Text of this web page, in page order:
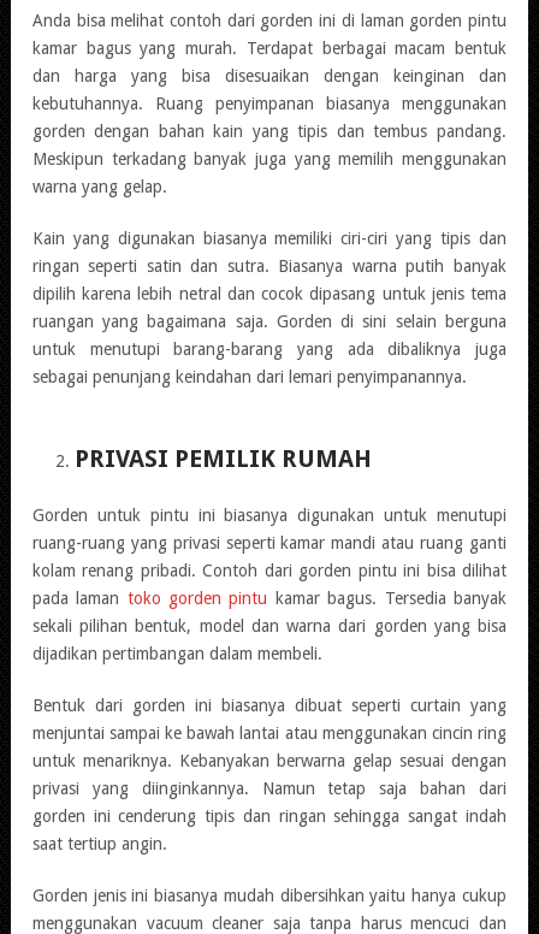
Anda bisa melihat contoh dari gorden ini di laman gorden pintu
kamar bagus yang murah. Terdapat berbagai macam bentuk
dan harga yang bisa disesuaikan dengan keinginan dan
kebutuhannya. Ruang penyimpanan biasanya menggunakan
gorden dengan bahan kain yang tipis dan tembus pandang.
Meskipun terkadang banyak juga yang memilih menggunakan
warna yang gelap.
Kain yang digunakan biasanya memiliki ciri-ciri yang tipis dan
ringan seperti satin dan sutra. Biasanya warna putih banyak
dipilih karena lebih netral dan cocok dipasang untuk jenis tema
ruangan yang bagaimana saja. Gorden di sini selain berguna
untuk menutupi barang-barang yang ada dibaliknya juga
sebagai penunjang keindahan dari lemari penyimpanannya.
PRIVASI PEMILIK RUMAH
Gorden untuk pintu ini biasanya digunakan untuk menutupi
ruang-ruang yang privasi seperti kamar mandi atau ruang ganti
kolam renang pribadi. Contoh dari gorden pintu ini bisa dilihat
pada laman toko gorden pintu kamar bagus. Tersedia banyak
sekali pilihan bentuk, model dan warna dari gorden yang bisa
dijadikan pertimbangan dalam membeli.
Bentuk dari gorden ini biasanya dibuat seperti curtain yang
menjuntai sampai ke bawah lantai atau menggunakan cincin ring
untuk menariknya. Kebanyakan berwarna gelap sesuai dengan
privasi yang diinginkannya. Namun tetap saja bahan dari
gorden ini cenderung tipis dan ringan sehingga sangat indah
saat tertiup angin.
Gorden jenis ini biasanya mudah dibersihkan yaitu hanya cukup
menggunakan vacuum cleaner saja tanpa harus mencuci dan